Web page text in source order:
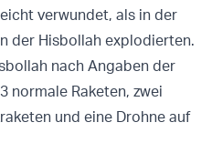
verwundet, als in der
der Hisbollah explodierten.
nach Angaben der
normale Raketen, zwei
und eine Drohne auf